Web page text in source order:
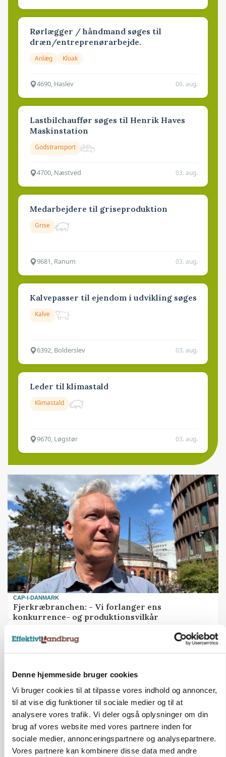
Denne hjemmeside bruger cookies
Vi bruger cookies til at tilpasse vores indhold og annoncer,
til at vise dig funktioner til sociale medier og til at
analysere vores trafik. Vi deler også oplysninger om din
brug af vores website med vores partnere inden for
sociale medier, annonceringspartnere og analysepartnere.
Vores partnere kan kombinere disse data med andre
Rørlægger / håndmand søges til
dræn/entreprenørarbejde.
Anlæg Kloak
4690, Haslev 06. aug.
Lastbilchauffør søges til Henrik Haves
Maskinstation
Godstransport
4700, Næstved 03. aug.
Medarbejdere til griseproduktion
Grise
9681, Ranum 03. aug.
Kalvepasser til ejendom i udvikling søges
Kalve
6392, Bolderslev 03. aug.
Leder til klimastald
Klimastald
9670, Løgstør 03. aug.
CAP-I-DANMARK
Fjerkræbranchen: - Vi forlanger ens
konkurrence- og produktionsvilkår